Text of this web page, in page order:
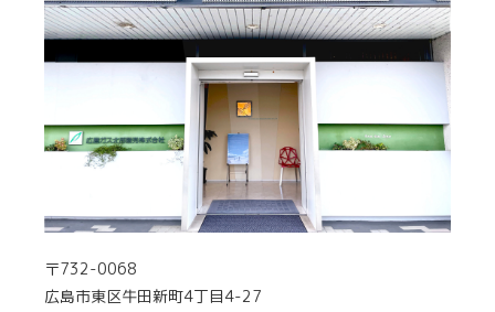
〒732-0068
広島市東区牛田新町4丁目4-27